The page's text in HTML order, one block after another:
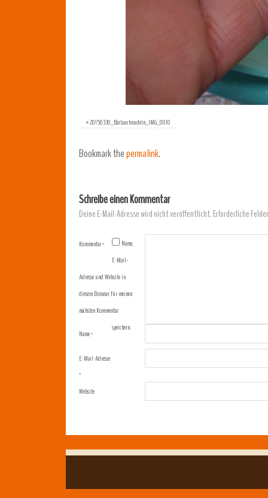
«20150330_Bärlauchnudeln_IMG_0010
Bookmark thepermalink.
Schreibe einen Kommentar
Deine E-Mail-Adresse wird nicht veröffentlicht.Erforderliche
Kommentar*
Name*
E-Mail-Adresse
*
Website
Name,
E-Mail-
Adresse und Website in
diesem Browser für meinen
nächsten Kommentar
speichern.